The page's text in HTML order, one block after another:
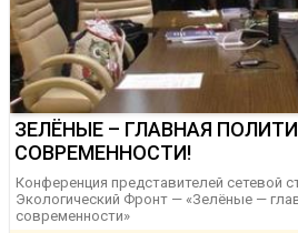
ЗЕЛЁНЫЕ – ГЛАВНАЯ
СОВРЕМЕННОСТИ!
Конференция представителей сетевой
Экологический Фронт — «Зелёные —
современности»